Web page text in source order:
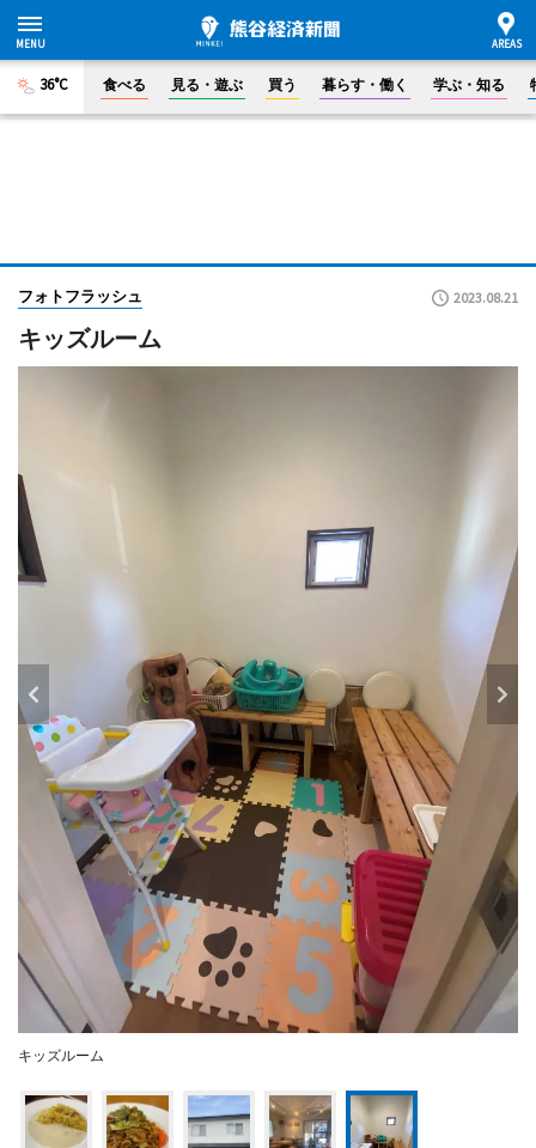
36°C 食べる 見る・遊ぶ 買う 暮らす・働く 学ぶ・知る
フォトフラッシュ 2023.08.21
キッズルーム
キッズルーム